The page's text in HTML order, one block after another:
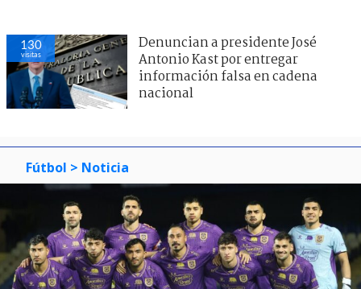
130
visitas
Denuncian a presidente José
Antonio Kast por entregar
información falsa en cadena
nacional
Fútbol > Noticia